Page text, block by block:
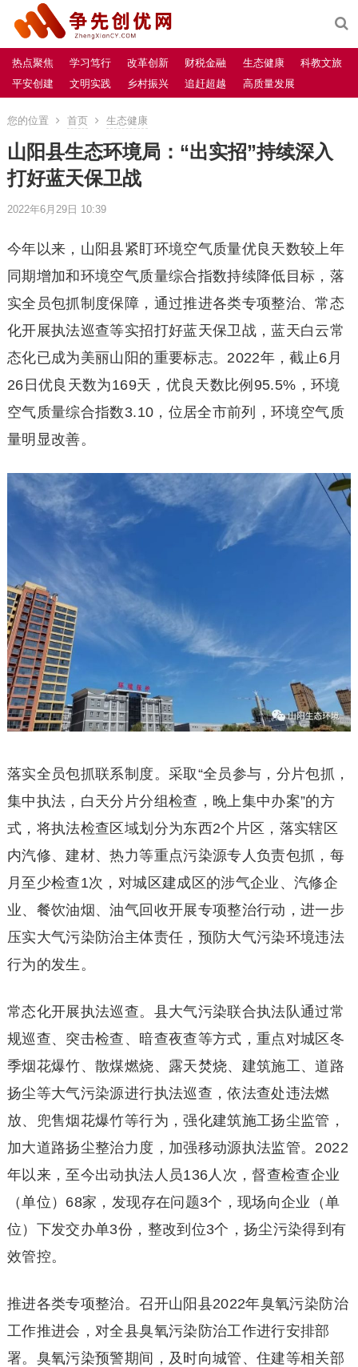
热点聚焦 学习笃行 改革创新 财税金融 生态健康
科教文旅
平安创建
文明实践 乡村振兴 追赶超越 高质量发展
您的位置 首页 生态健康
山阳县生态环境局：“出实招”持续深入
打好蓝天保卫战
2022年6月29日 10:39
今年以来，山阳县紧盯环境空气质量优良天数较上年
同期增加和环境空气质量综合指数持续降低目标，落
实全员包抓制度保障，通过推进各类专项整治、常态
化开展执法巡查等实招打好蓝天保卫战，蓝天白云常
态化已成为美丽山阳的重要标志。2022年，截止6月
26日优良天数为169天，优良天数比例95.5%，环境
空气质量综合指数3.10，位居全市前列，环境空气质
量明显改善。
落实全员包抓联系制度。采取“全员参与，分片包抓，
集中执法，白天分片分组检查，晚上集中办案”的方
式，将执法检查区域划分为东西2个片区，落实辖区
内汽修、建材、热力等重点污染源专人负责包抓，每
月至少检查1次，对城区建成区的涉气企业、汽修企
业、餐饮油烟、油气回收开展专项整治行动，进一步
压实大气污染防治主体责任，预防大气污染环境违法
行为的发生。
常态化开展执法巡查。县大气污染联合执法队通过常
规巡查、突击检查、暗查夜查等方式，重点对城区冬
季烟花爆竹、散煤燃烧、露天焚烧、建筑施工、道路
扬尘等大气污染源进行执法巡查，依法查处违法燃
放、兜售烟花爆竹等行为，强化建筑施工扬尘监管，
加大道路扬尘整治力度，加强移动源执法监管。2022
年以来，至今出动执法人员136人次，督查检查企业
（单位）68家，发现存在问题3个，现场向企业（单
位）下发交办单3份，整改到位3个，扬尘污染得到有
效管控。
推进各类专项整治。召开山阳县2022年臭氧污染防治
工作推进会，对全县臭氧污染防治工作进行安排部
署。臭氧污染预警期间，及时向城管、住建等相关部